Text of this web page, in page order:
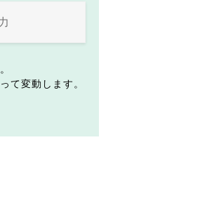
て変動します。